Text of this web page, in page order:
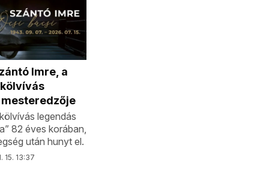
Imre, a
legendás
82 éves korában,
után hunyt el.
15. 13:37